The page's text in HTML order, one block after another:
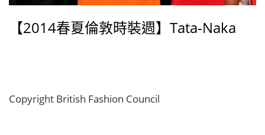
【2014春夏倫敦時裝週】Tata-Naka
Copyright British Fashion Council